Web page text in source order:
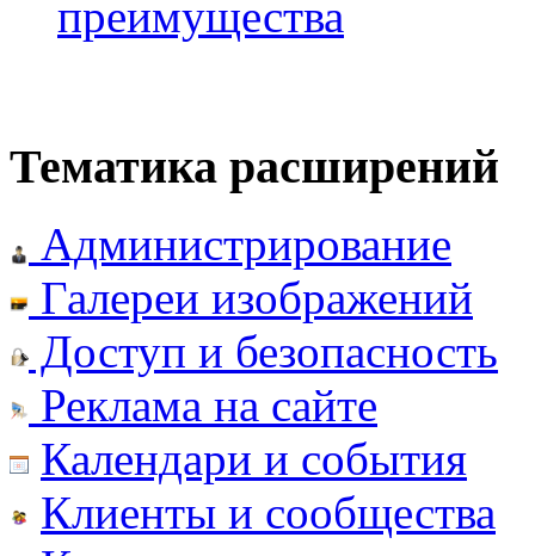
преимущества
Тематика расширений
Администрирование
Галереи изображений
Доступ и безопасность
Реклама на сайте
Календари и события
Клиенты и сообщества